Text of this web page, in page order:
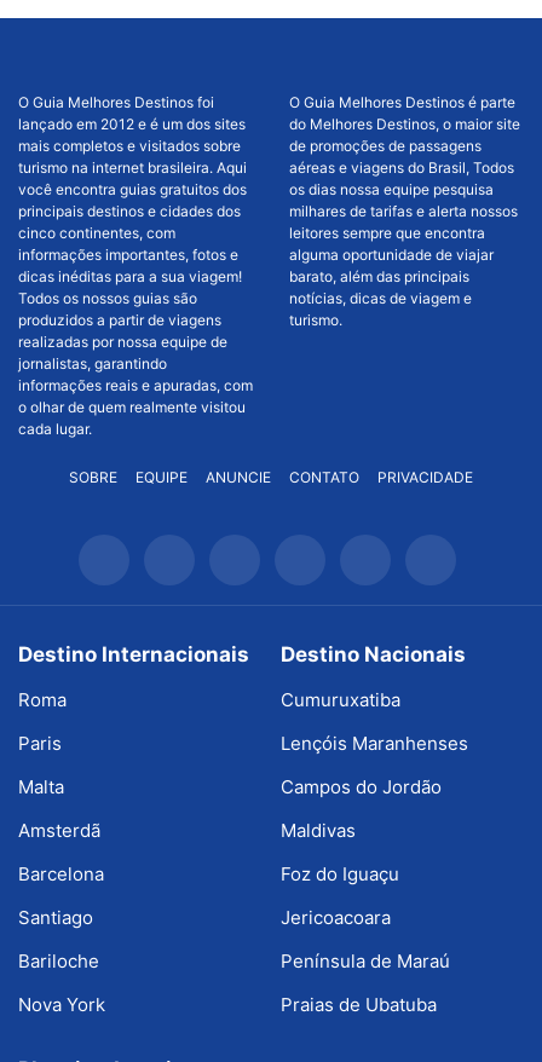
O Guia Melhores Destinos foi
lançado em 2012 e é um dos sites
mais completos e visitados sobre
turismo na internet brasileira. Aqui
você encontra guias gratuitos dos
principais destinos e cidades dos
cinco continentes, com
informações importantes, fotos e
dicas inéditas para a sua viagem!
Todos os nossos guias são
produzidos a partir de viagens
realizadas por nossa equipe de
jornalistas, garantindo
informações reais e apuradas, com
o olhar de quem realmente visitou
cada lugar.
O Guia Melhores Destinos é parte
do Melhores Destinos, o maior site
de promoções de passagens
aéreas e viagens do Brasil, Todos
os dias nossa equipe pesquisa
milhares de tarifas e alerta nossos
leitores sempre que encontra
alguma oportunidade de viajar
barato, além das principais
notícias, dicas de viagem e
turismo.
SOBRE EQUIPE ANUNCIE CONTATO PRIVACIDADE
Destino Internacionais
Roma
Paris
Malta
Amsterdã
Barcelona
Santiago
Bariloche
Nova York
Destino Nacionais
Cumuruxatiba
Lençóis Maranhenses
Campos do Jordão
Maldivas
Foz do Iguaçu
Jericoacoara
Península de Maraú
Praias de Ubatuba